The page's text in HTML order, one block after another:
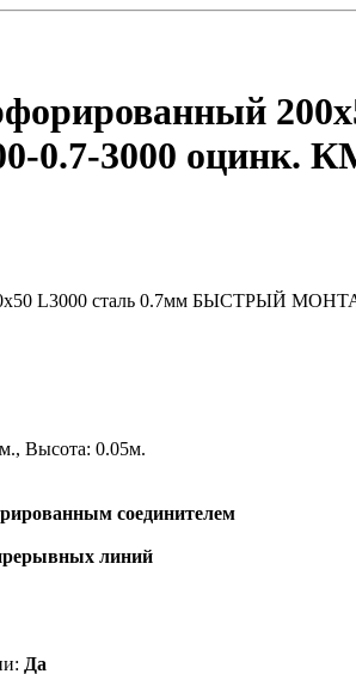
0.7-3000 оцинк.
Высота: 0.05м.
соединителем
линий
Да